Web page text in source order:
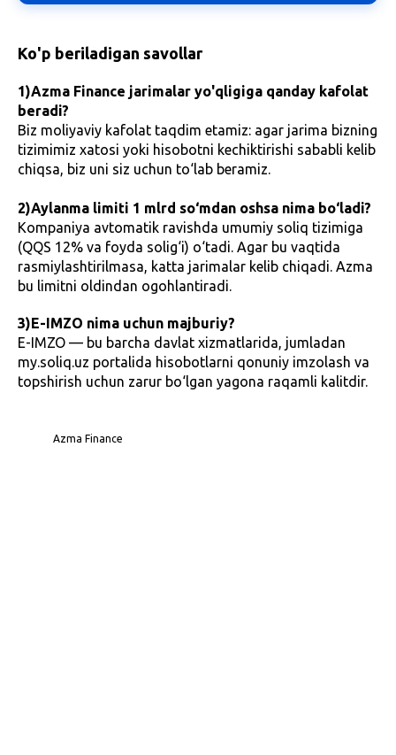
Ko'p beriladigan savollar
1)Azma Finance jarimalar yo'qligiga qanday kafolat
beradi?
Biz moliyaviy kafolat taqdim etamiz: agar jarima bizning
tizimimiz xatosi yoki hisobotni kechiktirishi sababli kelib
chiqsa, biz uni siz uchun to‘lab beramiz.
2)Aylanma limiti 1 mlrd so‘mdan oshsa nima bo‘ladi?
Kompaniya avtomatik ravishda umumiy soliq tizimiga
(QQS 12% va foyda solig‘i) o‘tadi. Agar bu vaqtida
rasmiylashtirilmasa, katta jarimalar kelib chiqadi. Azma
bu limitni oldindan ogohlantiradi.
3)E-IMZO nima uchun majburiy?
E-IMZO — bu barcha davlat xizmatlarida, jumladan
my.soliq.uz portalida hisobotlarni qonuniy imzolash va
topshirish uchun zarur bo‘lgan yagona raqamli kalitdir.
Azma Finance